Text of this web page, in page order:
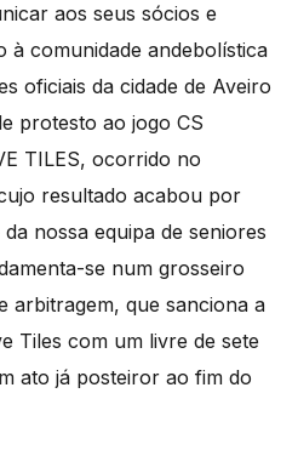
aos seus sócios e
à comunidade andebolística
oficiais da cidade de Aveiro
protesto ao jogo CS
TILES, ocorrido no
resultado acabou por
nossa equipa de seniores
se num grosseiro
arbitragem, que sanciona a
Tiles com um livre de sete
ato já posteiror ao fim do